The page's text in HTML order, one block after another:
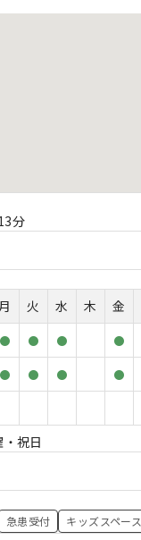
分
月 火 水 木 金
● ● ● ●
● ● ● ●
祝日
急患受付 キッズスペース